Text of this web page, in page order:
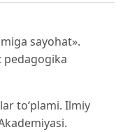
sayohat».
pedagogika
to‘plami. Ilmiy